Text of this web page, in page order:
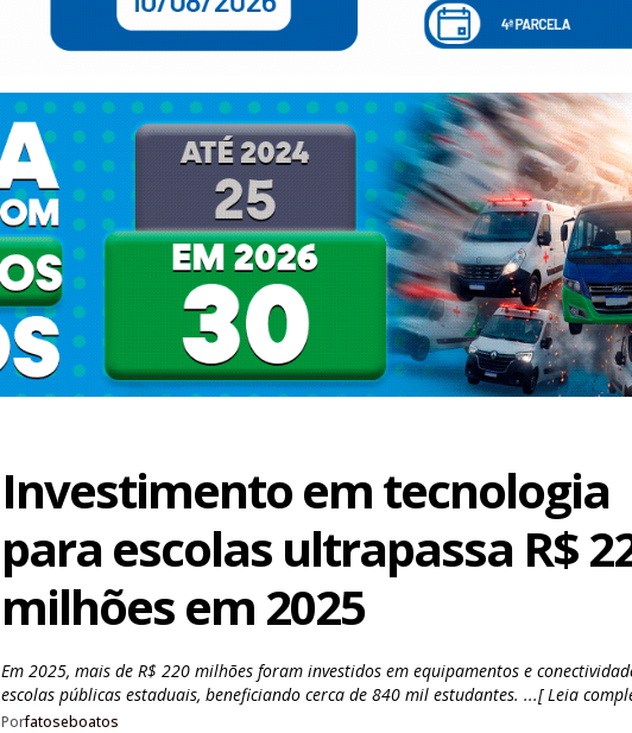
Investimento em tecnologia
para escolas ultrapassa R$
milhões em 2025
Em 2025, mais de R$ 220 milhões foram investidos em equipamentos e
escolas públicas estaduais, beneficiando cerca de 840 mil estudantes. ...[ Leia
Porfatoseboatos